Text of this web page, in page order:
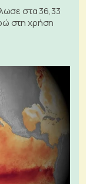
στα 36,33
στη χρήση